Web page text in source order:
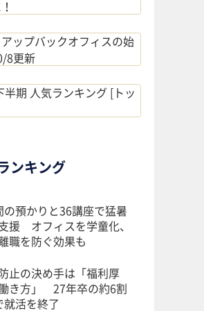
ップバックオフィスの始
8更新
半期 人気ランキング [トッ
ンキング
の預かりと36講座で猛暑
援 オフィスを学童化、
職を防ぐ効果も
止の決め手は「福利厚
き方」 27年卒の約6割
活を終了